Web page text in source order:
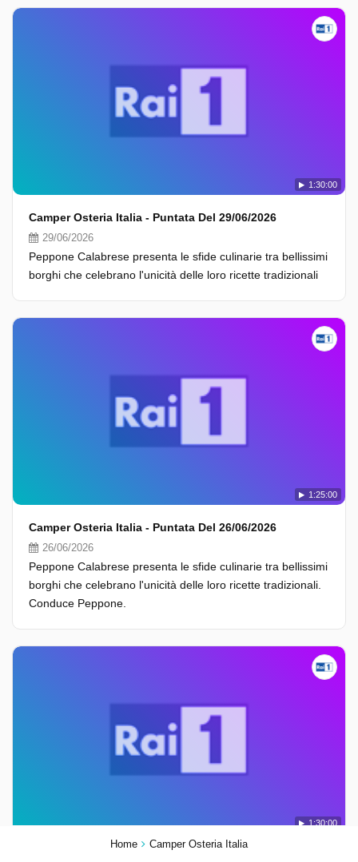
Home Camper Osteria Italia
1:30:00
Camper Osteria Italia - Puntata Del 29/06/2026
29/06/2026
Peppone Calabrese presenta le sfide culinarie tra bellissimi
borghi che celebrano l'unicità delle loro ricette tradizionali
1:25:00
Camper Osteria Italia - Puntata Del 26/06/2026
26/06/2026
Peppone Calabrese presenta le sfide culinarie tra bellissimi
borghi che celebrano l'unicità delle loro ricette tradizionali.
Conduce Peppone.
1:30:00